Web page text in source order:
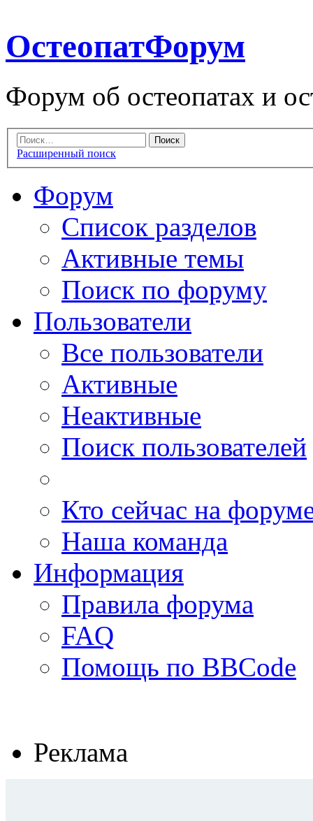
ОстеопатФорум
Форум об остеопатах и
Расширенный поиск
Форум
Список разделов
Активные темы
Поиск по форуму
Пользователи
Все пользователи
Активные
Неактивные
Поиск пользователей
Кто сейчас на
Наша команда
Информация
Правила форума
FAQ
Помощь по BBCode
Реклама